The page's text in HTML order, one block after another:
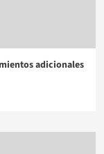
adicionales